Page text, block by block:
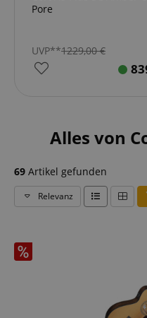
Pore
UVP**1229,00€
Alles von
69 Artikel gefunden
Relevanz